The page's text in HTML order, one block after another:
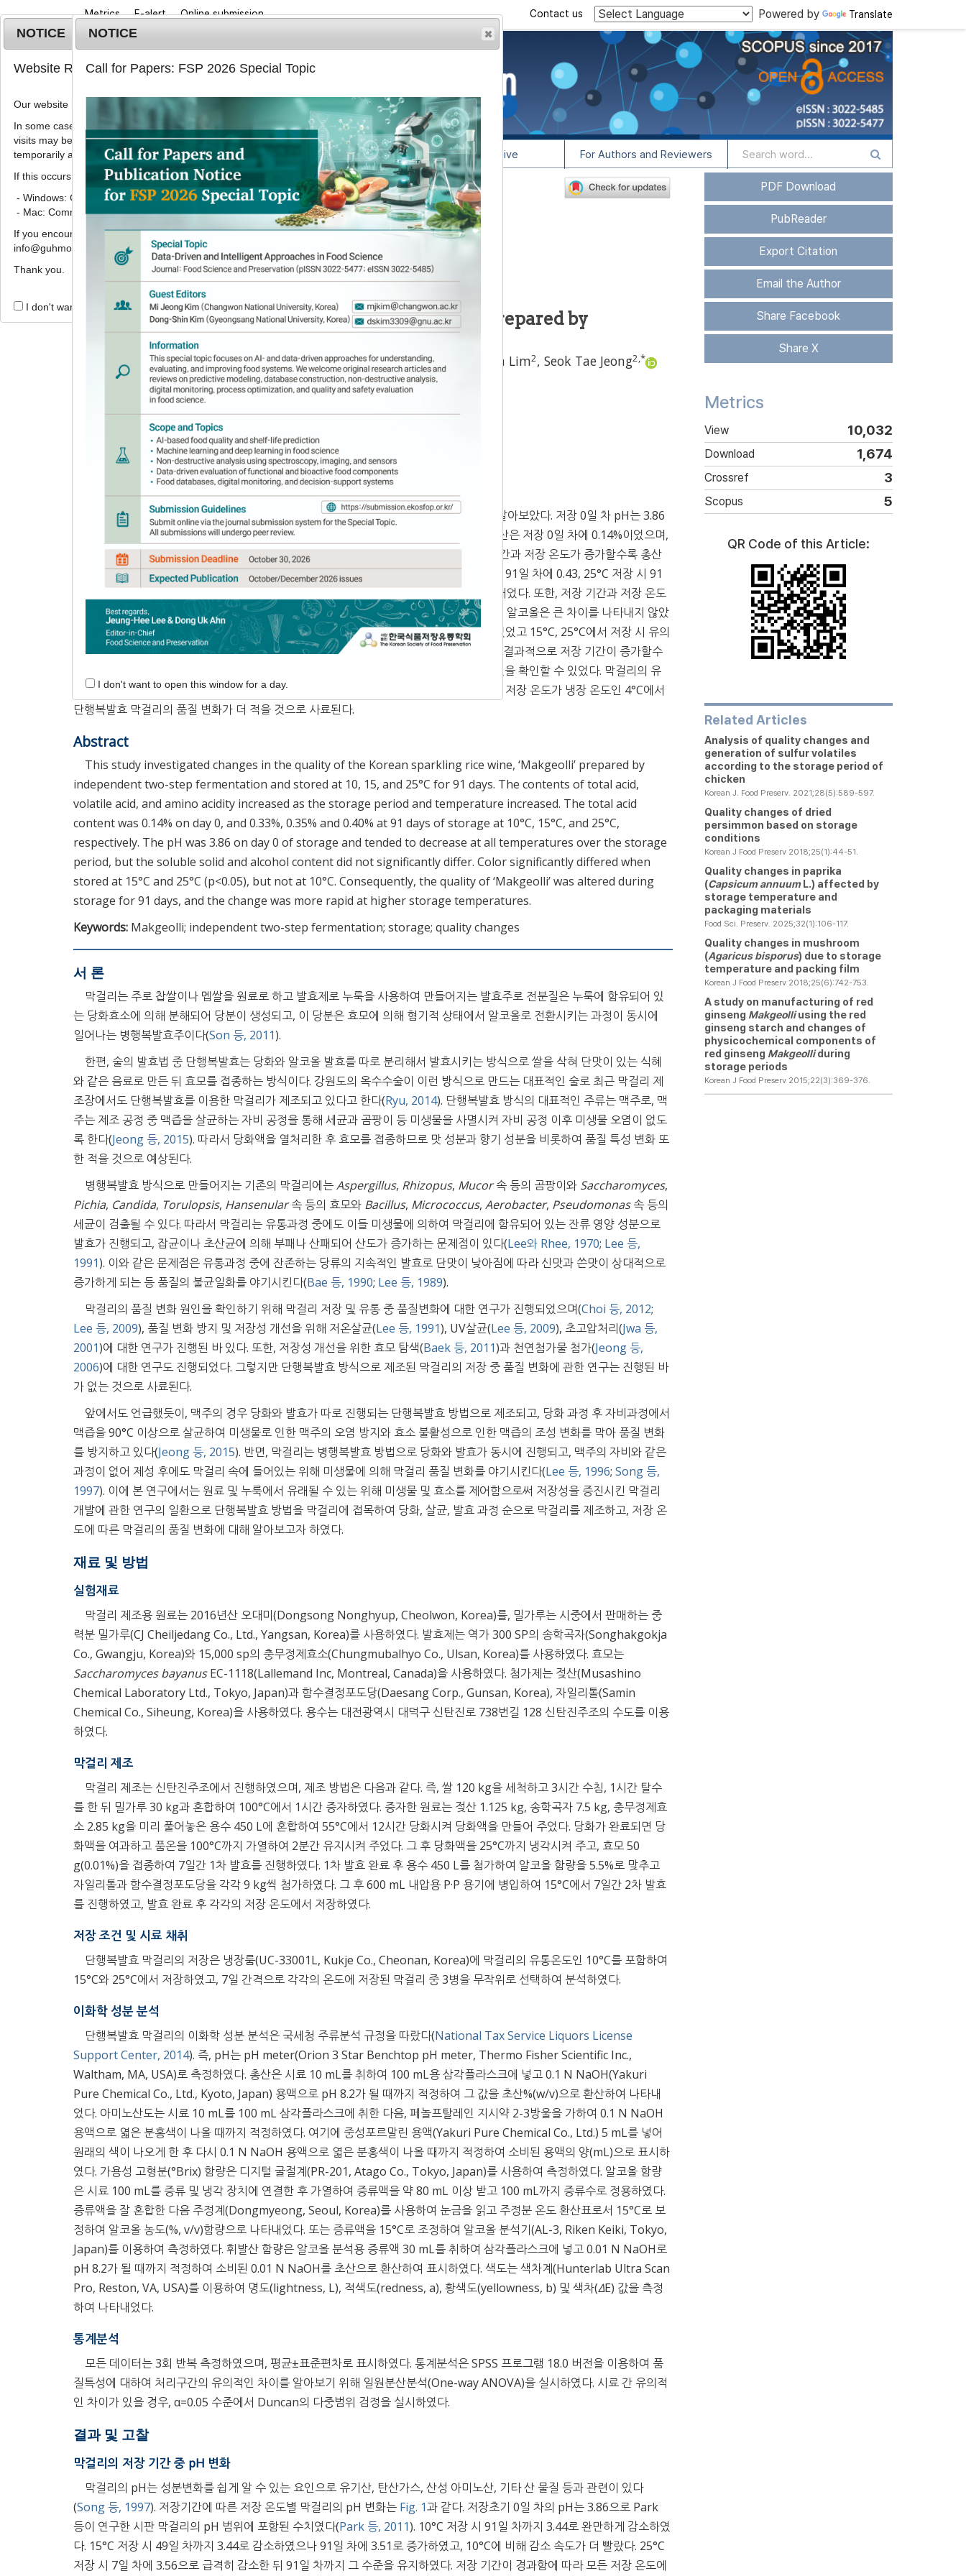
Metrics E-alert Online submission Powered by Translate
Contact us
Home Journal Info Article Archive For Authors and Reviewers
Korean J. Food Preserv.2020;27 (6):
693
pISSN: 1738-7248, eISSN: 2287-7428
DOI:https://doi.org/10.11002/kjfp.2020.27.6.685
Article
단행복발효 막걸리의 저장 중 품질 특성 변화
1,2 최정실2 ,유석헌 3 1 2 2,*
Changes in quality characteristics of ‘Makgeolli’ prepared by
independent two-step fermentation during storage
Hyun-Soo Kim1,2,Jeong Sil Choi2 ,Seok Hun Yu3,Myung Kon Kim Bora Lim2, Seok Tae Jeong2,*
Author Information & Copyright▼
Received:Jul 07, 2020; Revised:Sep 16, 2020; Accepted:Sep 18, 2020
Published Online: Oct 30, 2020
본 연구에서는 단행복발효에 의한 막걸리의 저장 온도별 저장 기간에 따른 품질 변화를 알아보았다. 저장 0일 차 pH는 3.86
이었으며, 저장 기간이 경과함에 따라 모든 저장 온도에서 감소하는 경향을 나타내었다. 총산은 저장 0일 차에 0.14%이었으며,
저장 91일 차에 저장 온도 10°C에서 0.33%, 15°C에서 0.35%, 25°C에서 0.40%로 저장 기간과 저장 온도가 증가할수록 총산
이 증가하는 경향을 나타내었다. 아미노산도는 10°C 저장 시 91일 차에 0.37, 15°C 저장 시 91일 차에 0.43, 25°C 저장 시 91
일 차에 0.55로 초기 0.11에서 저장 기간과 저장 온도가 증가할수록 증가하는 경향을 나타내었다. 또한, 저장 기간과 저장 온도
가 증가할수록 휘발산 함량의 증가폭이 커지는 것을 확인할 수 있었다. 반면, 가용성 고형분, 알코올은 큰 차이를 나타내지 않았
다. ΔE는 전체적인 색도의 차이를 나타내는 것으로 10°C에서 저장 시 유의적으로 차이가 없었고 15°C, 25°C에서 저장 시 유의
적으로 차이가 있었으며, 15°C보다 25°C에서 저장 시 변화가 더 큰 것을 확인할 수 있었다. 결과적으로 저장 기간이 증가할수
록 품질 변화가 발생하는 것을 확인할 수 있었고, 저장 온도가 높을수록 품질 변화가 빠른 것을 확인할 수 있었다. 막걸리의 유
통 온도가 10°C이므로 저장 온도를 10, 15, 및 25°C로 설정하여 품질 변화를 살펴보았지만 저장 온도가 냉장 온도인 4°C에서
단행복발효 막걸리의 품질 변화가 더 적을 것으로 사료된다.
Abstract
This study investigated changes in the quality of the Korean sparkling rice wine, ‘Makgeolli’ prepared by
independent two-step fermentation and stored at 10, 15, and 25°C for 91 days. The contents of total acid,
volatile acid, and amino acidity increased as the storage period and temperature increased. The total acid
content was 0.14% on day 0, and 0.33%, 0.35% and 0.40% at 91 days of storage at 10°C, 15°C, and 25°C,
respectively. The pH was 3.86 on day 0 of storage and tended to decrease at all temperatures over the storage
period, but the soluble solid and alcohol content did not significantly differ. Color significantly differed when
stored at 15°C and 25°C (p<0.05), but not at 10°C. Consequently, the quality of ‘Makgeolli’ was altered during
storage for 91 days, and the change was more rapid at higher storage temperatures.
Keywords: Makgeolli; independent two-step fermentation; storage; quality changes
서 론
막걸리는 주로 찹쌀이나 멥쌀을 원료로 하고 발효제로 누룩을 사용하여 만들어지는 발효주로 전분질은 누룩에 함유되어 있
는 당화효소에 의해 분해되어 당분이 생성되고, 이 당분은 효모에 의해 혐기적 상태에서 알코올로 전환시키는 과정이 동시에
일어나는 병행복발효주이다(Son 등, 2011).
한편, 술의 발효법 중 단행복발효는 당화와 알코올 발효를 따로 분리해서 발효시키는 방식으로 쌀을 삭혀 단맛이 있는 식혜
와 같은 음료로 만든 뒤 효모를 접종하는 방식이다. 강원도의 옥수수술이 이런 방식으로 만드는 대표적인 술로 최근 막걸리 제
조장에서도 단행복발효를 이용한 막걸리가 제조되고 있다고 한다(Ryu, 2014). 단행복발효 방식의 대표적인 주류는 맥주로, 맥
주는 제조 공정 중 맥즙을 살균하는 자비 공정을 통해 세균과 곰팡이 등 미생물을 사멸시켜 자비 공정 이후 미생물 오염이 없도
록 한다(Jeong 등, 2015). 따라서 당화액을 열처리한 후 효모를 접종하므로 맛 성분과 향기 성분을 비롯하여 품질 특성 변화 또
한 적을 것으로 예상된다.
병행복발효 방식으로 만들어지는 기존의 막걸리에는Aspergillus, Rhizopus, Mucor속 등의 곰팡이와 Saccharomyces,
Pichia, Candida, Torulopsis, Hansenular속 등의 효모와 Bacillus, Micrococcus, Aerobacter, Pseudomonas속 등의
세균이 검출될 수 있다. 따라서 막걸리는 유통과정 중에도 이들 미생물에 의하여 막걸리에 함유되어 있는 잔류 영양 성분으로
발효가 진행되고, 잡균이나 초산균에 의해 부패나 산패되어 산도가 증가하는 문제점이 있다(Lee와 Rhee, 1970; Lee 등,
1991). 이와 같은 문제점은 유통과정 중에 잔존하는 당류의 지속적인 발효로 단맛이 낮아짐에 따라 신맛과 쓴맛이 상대적으로
증가하게 되는 등 품질의 불균일화를 야기시킨다(Bae 등, 1990; Lee 등, 1989).
막걸리의 품질 변화 원인을 확인하기 위해 막걸리 저장 및 유통 중 품질변화에 대한 연구가 진행되었으며(Choi 등, 2012;
Lee 등, 2009), 품질 변화 방지 및 저장성 개선을 위해 저온살균(Lee 등, 1991), UV살균(Lee 등, 2009), 초고압처리(Jwa 등,
2001)에 대한 연구가 진행된 바 있다. 또한, 저장성 개선을 위한 효모 탐색(Baek 등, 2011)과 천연첨가물 첨가(Jeong 등,
2006)에 대한 연구도 진행되었다. 그렇지만 단행복발효 방식으로 제조된 막걸리의 저장 중 품질 변화에 관한 연구는 진행된 바
가 없는 것으로 사료된다.
앞에서도 언급했듯이, 맥주의 경우 당화와 발효가 따로 진행되는 단행복발효 방법으로 제조되고, 당화 과정 후 자비과정에서
맥즙을 90°C 이상으로 살균하여 미생물로 인한 맥주의 오염 방지와 효소 불활성으로 인한 맥즙의 조성 변화를 막아 품질 변화
를 방지하고 있다(Jeong 등, 2015). 반면, 막걸리는 병행복발효 방법으로 당화와 발효가 동시에 진행되고, 맥주의 자비와 같은
과정이 없어 제성 후에도 막걸리 속에 들어있는 위해 미생물에 의해 막걸리 품질 변화를 야기시킨다(Lee 등, 1996; Song 등,
1997). 이에 본 연구에서는 원료 및 누룩에서 유래될 수 있는 위해 미생물 및 효소를 제어함으로써 저장성을 증진시킨 막걸리
개발에 관한 연구의 일환으로 단행복발효 방법을 막걸리에 접목하여 당화, 살균, 발효 과정 순으로 막걸리를 제조하고, 저장 온
도에 따른 막걸리의 품질 변화에 대해 알아보고자 하였다.
재료 및 방법
실험재료
막걸리 제조용 원료는 2016년산 오대미(Dongsong Nonghyup, Cheolwon, Korea)를, 밀가루는 시중에서 판매하는 중
력분 밀가루(CJ Cheiljedang Co., Ltd., Yangsan, Korea)를 사용하였다. 발효제는 역가 300 SP의 송학곡자(Songhakgokja
Co., Gwangju, Korea)와 15,000 sp의 충무정제효소(Chungmubalhyo Co., Ulsan, Korea)를 사용하였다. 효모는
Saccharomyces bayanusEC-1118(Lallemand Inc, Montreal, Canada)을 사용하였다. 첨가제는 젖산(Musashino
Chemical Laboratory Ltd., Tokyo, Japan)과 함수결정포도당(Daesang Corp., Gunsan, Korea), 자일리톨(Samin
Chemical Co., Siheung, Korea)을 사용하였다. 용수는 대전광역시 대덕구 신탄진로 738번길 128 신탄진주조의 수도를 이용
하였다.
막걸리 제조
막걸리 제조는 신탄진주조에서 진행하였으며, 제조 방법은 다음과 같다. 즉, 쌀 120 kg을 세척하고 3시간 수침, 1시간 탈수
를 한 뒤 밀가루 30 kg과 혼합하여 100°C에서 1시간 증자하였다. 증자한 원료는 젖산 1.125 kg, 송학곡자 7.5 kg, 충무정제효
소 2.85 kg을 미리 풀어놓은 용수 450 L에 혼합하여 55°C에서 12시간 당화시켜 당화액을 만들어 주었다. 당화가 완료되면 당
화액을 여과하고 품온을 100°C까지 가열하여 2분간 유지시켜 주었다. 그 후 당화액을 25°C까지 냉각시켜 주고, 효모 50
g(0.01%)을 접종하여 7일간 1차 발효를 진행하였다. 1차 발효 완료 후 용수 450 L를 첨가하여 알코올 함량을 5.5%로 맞추고
자일리톨과 함수결정포도당을 각각 9 kg씩 첨가하였다. 그 후 600 mL 내압용 P·P 용기에 병입하여 15°C에서 7일간 2차 발효
를 진행하였고, 발효 완료 후 각각의 저장 온도에서 저장하였다.
저장 조건 및 시료 채취
단행복발효 막걸리의 저장은 냉장룸(UC-33001L, Kukje Co., Cheonan, Korea)에 막걸리의 유통온도인 10°C를 포함하여
15°C와 25°C에서 저장하였고, 7일 간격으로 각각의 온도에 저장된 막걸리 중 3병을 무작위로 선택하여 분석하였다.
이화학 성분 분석
단행복발효 막걸리의 이화학 성분 분석은 국세청 주류분석 규정을 따랐다(National Tax Service Liquors License
Support Center, 2014). 즉, pH는 pH meter(Orion 3 Star Benchtop pH meter, Thermo Fisher Scientific Inc.,
Waltham, MA, USA)로 측정하였다. 총산은 시료 10 mL를 취하여 100 mL용 삼각플라스크에 넣고 0.1 N NaOH(Yakuri
Pure Chemical Co., Ltd., Kyoto, Japan) 용액으로 pH 8.2가 될 때까지 적정하여 그 값을 초산%(w/v)으로 환산하여 나타내
었다. 아미노산도는 시료 10 mL를 100 mL 삼각플라스크에 취한 다음, 페놀프탈레인 지시약 2-3방울을 가하여 0.1 N NaOH
용액으로 엷은 분홍색이 나올 때까지 적정하였다. 여기에 중성포르말린 용액(Yakuri Pure Chemical Co., Ltd.) 5 mL를 넣어
원래의 색이 나오게 한 후 다시 0.1 N NaOH 용액으로 엷은 분홍색이 나올 때까지 적정하여 소비된 용액의 양(mL)으로 표시하
였다. 가용성 고형분(°Brix) 함량은 디지털 굴절계(PR-201, Atago Co., Tokyo, Japan)를 사용하여 측정하였다. 알코올 함량
은 시료 100 mL를 증류 및 냉각 장치에 연결한 후 가열하여 증류액을 약 80 mL 이상 받고 100 mL까지 증류수로 정용하였다.
증류액을 잘 혼합한 다음 주정계(Dongmyeong, Seoul, Korea)를 사용하여 눈금을 읽고 주정분 온도 환산표로서 15°C로 보
정하여 알코올 농도(%, v/v)함량으로 나타내었다. 또는 증류액을 15°C로 조정하여 알코올 분석기(AL-3, Riken Keiki, Tokyo,
Japan)를 이용하여 측정하였다. 휘발산 함량은 알코올 분석용 증류액 30 mL를 취하여 삼각플라스크에 넣고 0.01 N NaOH로
pH 8.2가 될 때까지 적정하여 소비된 0.01 N NaOH를 초산으로 환산하여 표시하였다. 색도는 색차계(Hunterlab Ultra Scan
Pro, Reston, VA, USA)를 이용하여 명도(lightness, L), 적색도(redness, a), 황색도(yellowness, b) 및 색차(ΔE) 값을 측정
하여 나타내었다.
통계분석
모든 데이터는 3회 반복 측정하였으며, 평균±표준편차로 표시하였다. 통계분석은 SPSS 프로그램 18.0 버전을 이용하여 품
질특성에 대하여 처리구간의 유의적인 차이를 알아보기 위해 일원분산분석(One-way ANOVA)을 실시하였다. 시료 간 유의적
인 차이가 있을 경우, α=0.05 수준에서 Duncan의 다중범위 검정을 실시하였다.
결과 및 고찰
막걸리의 저장 기간 중 pH 변화
막걸리의 pH는 성분변화를 쉽게 알 수 있는 요인으로 유기산, 탄산가스, 산성 아미노산, 기타 산 물질 등과 관련이 있다
(Song 등, 1997). 저장기간에 따른 저장 온도별 막걸리의 pH 변화는 Fig. 1과 같다. 저장초기 0일 차의 pH는 3.86으로 Park
등이 연구한 시판 막걸리의 pH 범위에 포함된 수치였다(Park 등, 2011). 10°C 저장 시 91일 차까지 3.44로 완만하게 감소하였
다. 15°C 저장 시 49일 차까지 3.44로 감소하였으나 91일 차에 3.51로 증가하였고, 10°C에 비해 감소 속도가 더 빨랐다. 25°C
저장 시 7일 차에 3.56으로 급격히 감소한 뒤 91일 차까지 그 수준을 유지하였다. 저장 기간이 경과함에 따라 모든 저장 온도에
PDF Download
PubReader
Export Citation
Email the Author
Share Facebook
Share X
Metrics
View 10,032
Download 1,674
Crossref 3
Scopus 5
QR Code of this Article:
Related Articles
Analysis of quality changes and
generation of sulfur volatiles
according to the storage period of
chicken
Korean J. Food Preserv. 2021;28(5):589-597.
Quality changes of dried
persimmon based on storage
conditions
Korean J Food Preserv 2018;25(1):44-51.
Quality changes in paprika
(Capsicum annuumL.) affected by
storage temperature and
packaging materials
Food Sci. Preserv. 2025;32(1):106-117.
Quality changes in mushroom
(Agaricus bisporus) due to storage
temperature and packing film
Korean J Food Preserv 2018;25(6):742-753.
A study on manufacturing of red
ginseng Makgeolliusing the red
ginseng starch and changes of
physicochemical components of
red ginseng Makgeolliduring
storage periods
Korean J Food Preserv 2015;22(3):369-376.
NOTICE
Website Renewal Notice
Our website has recently been renewed.
In some cases, images, CSS files, or other settings saved in your browser from previous
visits may be reused instead of downloading the latest files. As a result, some pages may
temporarily appear incorrectly or may not display properly.
If this occurs, please perform a hard refresh.
- Windows: Ctrl + F5
- Mac: Command + Shift + R
If you encounter any errors or difficulties while using the website, please contact us at
info@guhmok.com.
Thank you.
I don't want to open this window for a day.
NOTICE
Call for Papers: FSP 2026 Special Topic
I don't want to open this window for a day.